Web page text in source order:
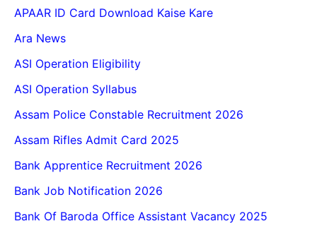
APAAR ID Card Download Kaise Kare
Ara News
ASI Operation Eligibility
ASI Operation Syllabus
Assam Police Constable Recruitment 2026
Assam Rifles Admit Card 2025
Bank Apprentice Recruitment 2026
Bank Job Notification 2026
Bank Of Baroda Office Assistant Vacancy 2025